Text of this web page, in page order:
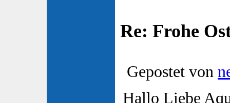
Re: Frohe
Gepostet von
Hallo Liebe